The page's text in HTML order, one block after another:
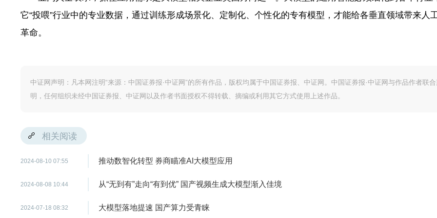
它“投喂”行业中的专业数据，通过训练形成场景化、定制化、个性化的专有模型，才能给各垂直领域带来人
革命。
中证网声明：凡本网注明“来源：中国证券报·中证网”的所有作品，版权均属于中国证券报、中证网。中国证券报·中证网与作品作者联
明，任何组织未经中国证券报、中证网以及作者书面授权不得转载、摘编或利用其它方式使用上述作品。
相关阅读
2024-08-10 07:55 推动数智化转型 券商瞄准AI大模型应用
2024-08-08 10:44 从“无到有”走向“有到优” 国产视频生成大模型渐入佳境
2024-07-18 08:32 大模型落地提速 国产算力受青睐